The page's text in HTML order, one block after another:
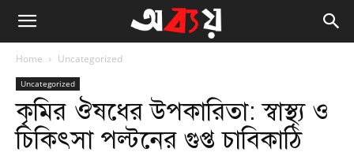
Home Uncategorized
Uncategorized
কৃমির ঔষধের উপকারিতা: স্বাস্থ্য ও
চিকিৎসা পল্টনের গুপ্ত চাবিকাঠি